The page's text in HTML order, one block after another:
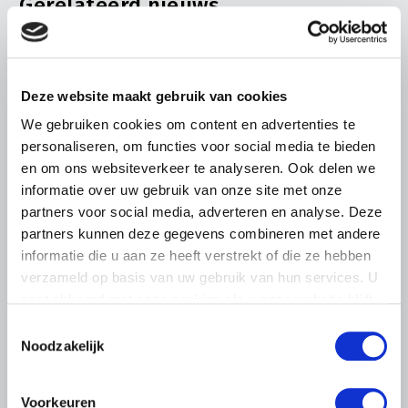
Deze website maakt gebruik van cookies
We gebruiken cookies om content en advertenties te
personaliseren, om functies voor social media te bieden
en om ons websiteverkeer te analyseren. Ook delen we
informatie over uw gebruik van onze site met onze
partners voor social media, adverteren en analyse. Deze
partners kunnen deze gegevens combineren met andere
informatie die u aan ze heeft verstrekt of die ze hebben
verzameld op basis van uw gebruik van hun services. U
Noodzakelijk
Voorkeuren
Gerelateerd nieuws
Abonneren via e-mail